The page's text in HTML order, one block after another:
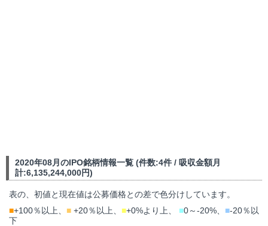
2020年08月のIPO銘柄情報一覧 (件数:4件 / 吸収金額月
計:6,135,244,000円)
表の、初値と現在値は公募価格との差で色分けしています。
■+100％以上、 ■ +20％以上、 ■+0%より上、 ■0～-20%、 ■-20％以
下